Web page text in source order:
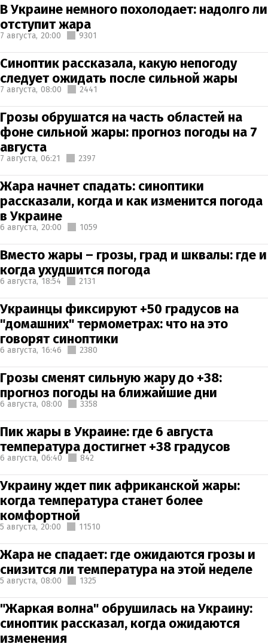
В Украине немного похолодает: надолго ли
отступит жара
7 августа, 20:00 9301
Синоптик рассказала, какую непогоду
следует ожидать после сильной жары
7 августа, 08:00 2441
Грозы обрушатся на часть областей на
фоне сильной жары: прогноз погоды на 7
августа
7 августа, 06:21 2397
Жара начнет спадать: синоптики
рассказали, когда и как изменится погода
в Украине
6 августа, 20:00 1059
Вместо жары – грозы, град и шквалы: где и
когда ухудшится погода
6 августа, 18:54 2131
Украинцы фиксируют +50 градусов на
"домашних" термометрах: что на это
говорят синоптики
6 августа, 16:46 2380
Грозы сменят сильную жару до +38:
прогноз погоды на ближайшие дни
6 августа, 08:00 3358
Пик жары в Украине: где 6 августа
температура достигнет +38 градусов
6 августа, 06:40 842
Украину ждет пик африканской жары:
когда температура станет более
комфортной
5 августа, 20:00 11510
Жара не спадает: где ожидаются грозы и
снизится ли температура на этой неделе
5 августа, 08:00 1325
"Жаркая волна" обрушилась на Украину:
синоптик рассказал, когда ожидаются
изменения